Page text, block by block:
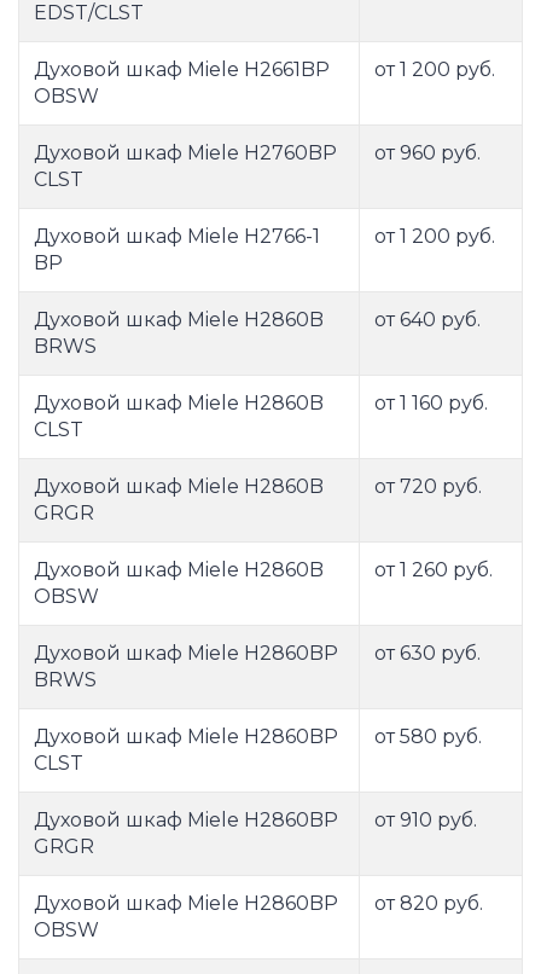
EDST/CLST
Духовой шкаф Miele H2661BP
OBSW
от 1 200 руб.
Духовой шкаф Miele H2760BP
CLST
от 960 руб.
Духовой шкаф Miele H2766-1
BP
от 1 200 руб.
Духовой шкаф Miele H2860B
BRWS
от 640 руб.
Духовой шкаф Miele H2860B
CLST
от 1 160 руб.
Духовой шкаф Miele H2860B
GRGR
от 720 руб.
Духовой шкаф Miele H2860B
OBSW
от 1 260 руб.
Духовой шкаф Miele H2860BP
BRWS
от 630 руб.
Духовой шкаф Miele H2860BP
CLST
от 580 руб.
Духовой шкаф Miele H2860BP
GRGR
от 910 руб.
Духовой шкаф Miele H2860BP
OBSW
от 820 руб.